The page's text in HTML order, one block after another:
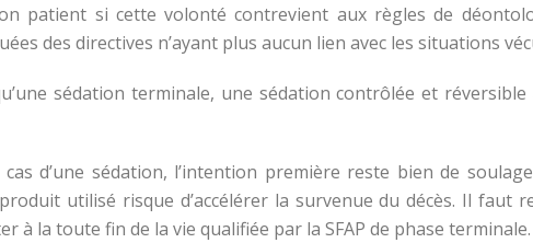
patient si cette volonté contrevient aux règles de
des directives n’ayant plus aucun lien avec les situations
sédation terminale, une sédation contrôlée et
d’une sédation, l’intention première reste bien de
utilisé risque d’accélérer la survenue du décès. Il faut
à la toute fin de la vie qualifiée par la SFAP de phase terminale.